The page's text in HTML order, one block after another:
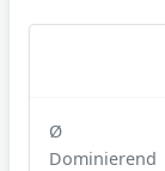
Ø
Dominierend